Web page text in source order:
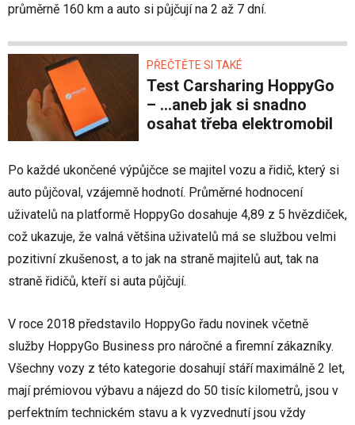
průměrně 160 km a auto si půjčují na 2 až 7 dní.
PŘEČTĚTE SI TAKÉ
Test Carsharing HoppyGo
– ...aneb jak si snadno
osahat třeba elektromobil
Po každé ukončené výpůjčce se majitel vozu a řidič, který si
auto půjčoval, vzájemně hodnotí. Průměrné hodnocení
uživatelů na platformě HoppyGo dosahuje 4,89 z 5 hvězdiček,
což ukazuje, že valná většina uživatelů má se službou velmi
pozitivní zkušenost, a to jak na straně majitelů aut, tak na
straně řidičů, kteří si auta půjčují.
V roce 2018 představilo HoppyGo řadu novinek včetně
služby HoppyGo Business pro náročné a firemní zákazníky.
Všechny vozy z této kategorie dosahují stáří maximálně 2 let,
mají prémiovou výbavu a nájezd do 50 tisíc kilometrů, jsou v
perfektním technickém stavu a k vyzvednutí jsou vždy